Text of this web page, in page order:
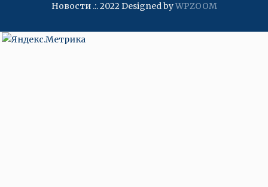
Новости .:. 2022Designed byWPZOOM